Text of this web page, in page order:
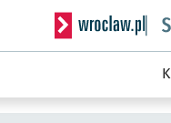
Serwis